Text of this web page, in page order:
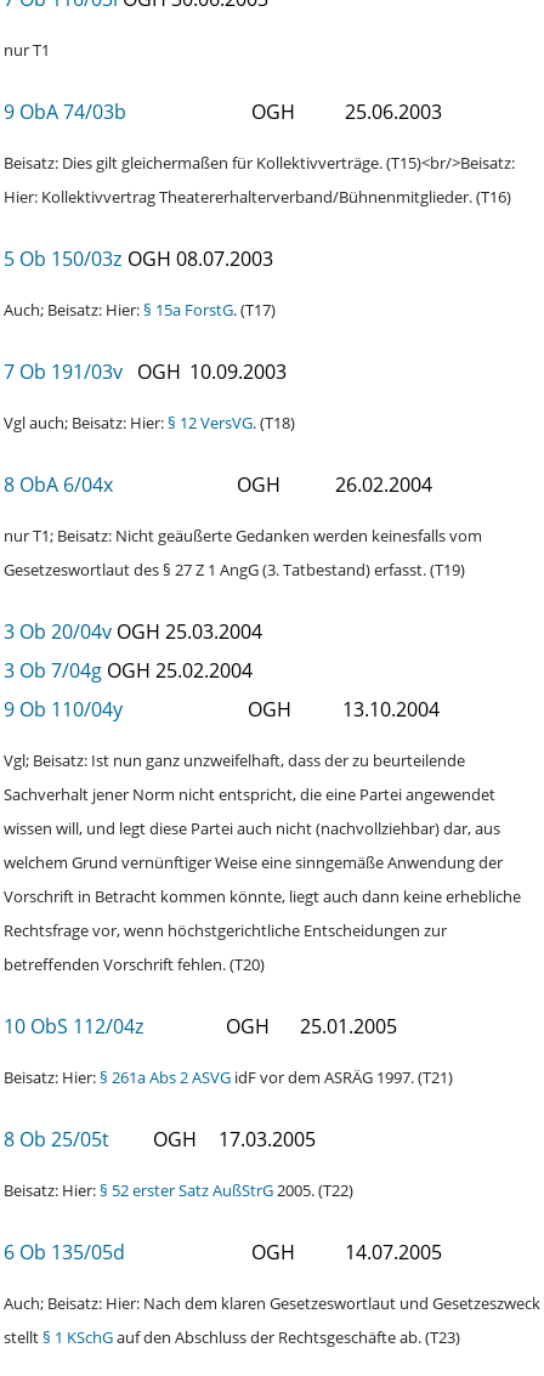
nur T1
9 ObA 74/03b OGH 25.06.2003
Beisatz: Dies gilt gleichermaßen für Kollektivverträge. (T15)<br/>Beisatz:
Hier: Kollektivvertrag Theatererhalterverband/Bühnenmitglieder. (T16)
5 Ob 150/03z OGH 08.07.2003
Auch; Beisatz: Hier:§ 15a ForstG. (T17)
7 Ob 191/03v OGH 10.09.2003
Vgl auch; Beisatz: Hier:§ 12 VersVG. (T18)
8 ObA 6/04x OGH 26.02.2004
nur T1; Beisatz: Nicht geäußerte Gedanken werden keinesfalls vom
Gesetzeswortlaut des § 27 Z 1 AngG (3. Tatbestand) erfasst. (T19)
3 Ob 20/04v OGH 25.03.2004
3 Ob 7/04g OGH 25.02.2004
9 Ob 110/04y
OGH 13.10.2004
Vgl; Beisatz: Ist nun ganz unzweifelhaft, dass der zu beurteilende
Sachverhalt jener Norm nicht entspricht, die eine Partei angewendet
wissen will, und legt diese Partei auch nicht (nachvollziehbar) dar, aus
welchem Grund vernünftiger Weise eine sinngemäße Anwendung der
Vorschrift in Betracht kommen könnte, liegt auch dann keine erhebliche
Rechtsfrage vor, wenn höchstgerichtliche Entscheidungen zur
betreffenden Vorschrift fehlen. (T20)
10 ObS 112/04z OGH 25.01.2005
Beisatz: Hier:§ 261a Abs 2 ASVG idF vor dem ASRÄG 1997. (T21)
8 Ob 25/05t OGH 17.03.2005
Beisatz: Hier:§ 52 erster Satz AußStrG2005. (T22)
6 Ob 135/05d OGH 14.07.2005
Auch; Beisatz: Hier: Nach dem klaren Gesetzeswortlaut und Gesetzeszweck
stellt§ 1 KSchGauf den Abschluss der Rechtsgeschäfte ab. (T23)